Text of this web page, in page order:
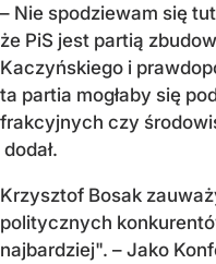
– Nie spodziewam się
że PiS jest partią
Kaczyńskiego i
ta partia mogłaby się
frakcyjnych czy
dodał.
Krzysztof Bosak
politycznych
najbardziej". – Jako